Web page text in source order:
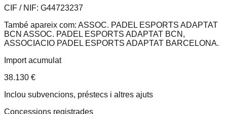
CIF / NIF: G44723237
També apareix com: ASSOC. PADEL ESPORTS ADAPTAT
BCN ASSOC. PADEL ESPORTS ADAPTAT BCN,
ASSOCIACIO PADEL ESPORTS ADAPTAT BARCELONA.
Import acumulat
38.130 €
Inclou subvencions, préstecs i altres ajuts
Concessions registrades